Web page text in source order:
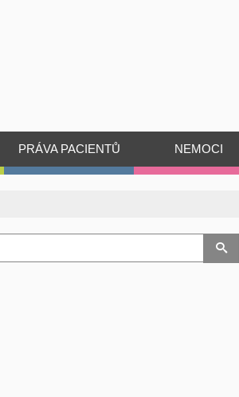
PRÁVA PACIENTŮ NEMOCI